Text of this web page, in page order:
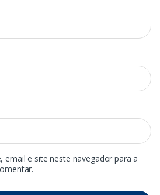
email e site neste navegador para a